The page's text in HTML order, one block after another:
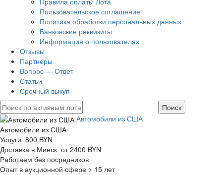
Пользовательское соглашение
Политика обработки персональных данных
Банковские реквизиты
Информация о пользователях
Отзывы
Партнёры
Вопрос — Ответ
Статьи
Срочный выкуп
Автомобили из США
Автомобили из США
Услуги 800 BYN
Доставка в Минск от 2400 BYN
Работаем без посредников
Опыт в аукционной сфере > 15 лет